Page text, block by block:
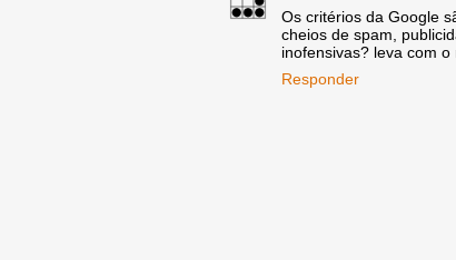
Os critérios da Google
cheios de spam,
inofensivas? leva com o
Responder